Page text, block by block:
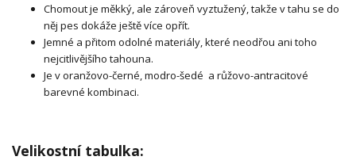
Chomout je měkký, ale zároveň vyztužený, takže v tahu se do
něj pes dokáže ještě více opřít.
Jemné a přitom odolné materiály, které neodřou ani toho
nejcitlivějšího tahouna.
Je v oranžovo-černé, modro-šedé a růžovo-antracitové
barevné kombinaci.
Velikostní tabulka: